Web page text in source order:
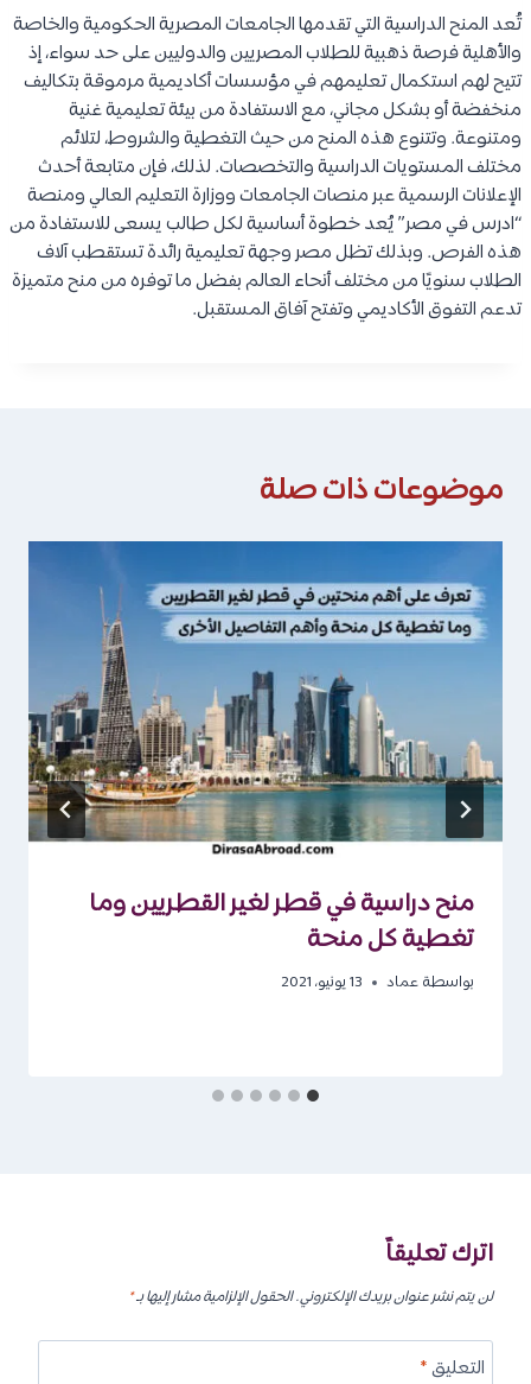
تُعد المنح الدراسية التي تقدمها الجامعات المصرية الحكومية والخاصة
والأهلية فرصة ذهبية للطلاب المصريين والدوليين على حد سواء، إذ
تتيح لهم استكمال تعليمهم في مؤسسات أكاديمية مرموقة بتكاليف
منخفضة أو بشكل مجاني، مع الاستفادة من بيئة تعليمية غنية
ومتنوعة. وتتنوع هذه المنح من حيث التغطية والشروط، لتلائم
مختلف المستويات الدراسية والتخصصات. لذلك، فإن متابعة أحدث
الإعلانات الرسمية عبر منصات الجامعات ووزارة التعليم العالي ومنصة
“ادرس في مصر” يُعد خطوة أساسية لكل طالب يسعى للاستفادة من
هذه الفرص. وبذلك تظل مصر وجهة تعليمية رائدة تستقطب آلاف
الطلاب سنويًا من مختلف أنحاء العالم بفضل ما توفره من منح متميزة
تدعم التفوق الأكاديمي وتفتح آفاق المستقبل.
موضوعات ذات صلة
منح دراسية في قطر لغير القطريين وما
تغطية كل منحة
بواسطة عماد 13 يونيو، 2021
اترك تعليقاً
لن يتم نشر عنوان بريدك الإلكتروني.الحقول الإلزامية مشار إليها بـ*
التعليق*